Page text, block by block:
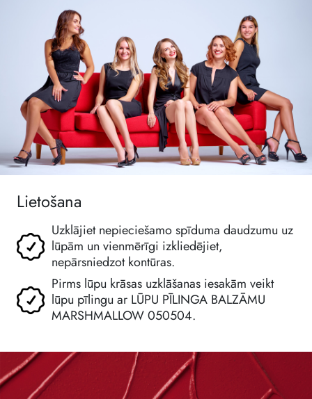
Lietošana
Uzklājiet nepieciešamo spīduma daudzumu uz
lūpām un vienmērīgi izkliedējiet,
nepārsniedzot kontūras.
Pirms lūpu krāsas uzklāšanas iesakām veikt
lūpu pīlingu ar LŪPU PĪLINGA BALZĀMU
MARSHMALLOW 050504.